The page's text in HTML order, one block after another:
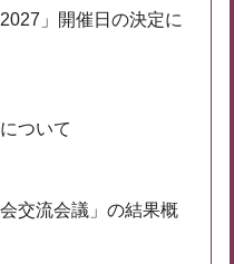
」開催日の決定に
ついて
交流会議」の結果概